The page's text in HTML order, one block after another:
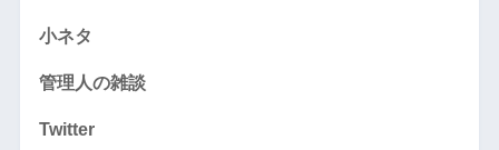
小ネタ
管理人の雑談
Twitter